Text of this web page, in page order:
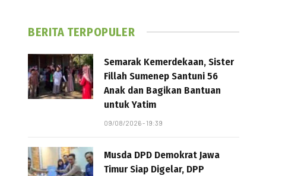
BERITA TERPOPULER
Semarak Kemerdekaan, Sister
Fillah Sumenep Santuni 56
Anak dan Bagikan Bantuan
untuk Yatim
09/08/2026 - 19:39
Musda DPD Demokrat Jawa
Timur Siap Digelar, DPP